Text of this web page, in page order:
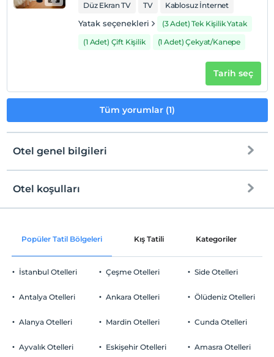
Düz Ekran TV TV Kablosuz İnternet
Yatak seçenekleri
(3 Adet) Tek Kişilik Yatak
(1 Adet) Çift Kişilik
(1 Adet) Çekyat/Kanepe
Tarih seç
Tüm yorumlar (1)
Otel genel bilgileri
Ortak alanlar ve tüm odalar
Otopark
Ücretsiz Özel Otopark
Otel koşulları
Check/in
Check/out
En geç saat 11:00 ve öncesi
Evcil Hayvan
2 yaşına kadar olan bebekler ücretsizdir.
Popüler Tatil Bölgeleri Kış Tatili Kategoriler
İstanbul Otelleri
Antalya Otelleri
Alanya Otelleri
Ayvalık Otelleri
Çeşme Otelleri
Ankara Otelleri
Mardin Otelleri
Eskişehir Otelleri
Side Otelleri
Ölüdeniz Otelleri
Cunda Otelleri
Amasra Otelleri